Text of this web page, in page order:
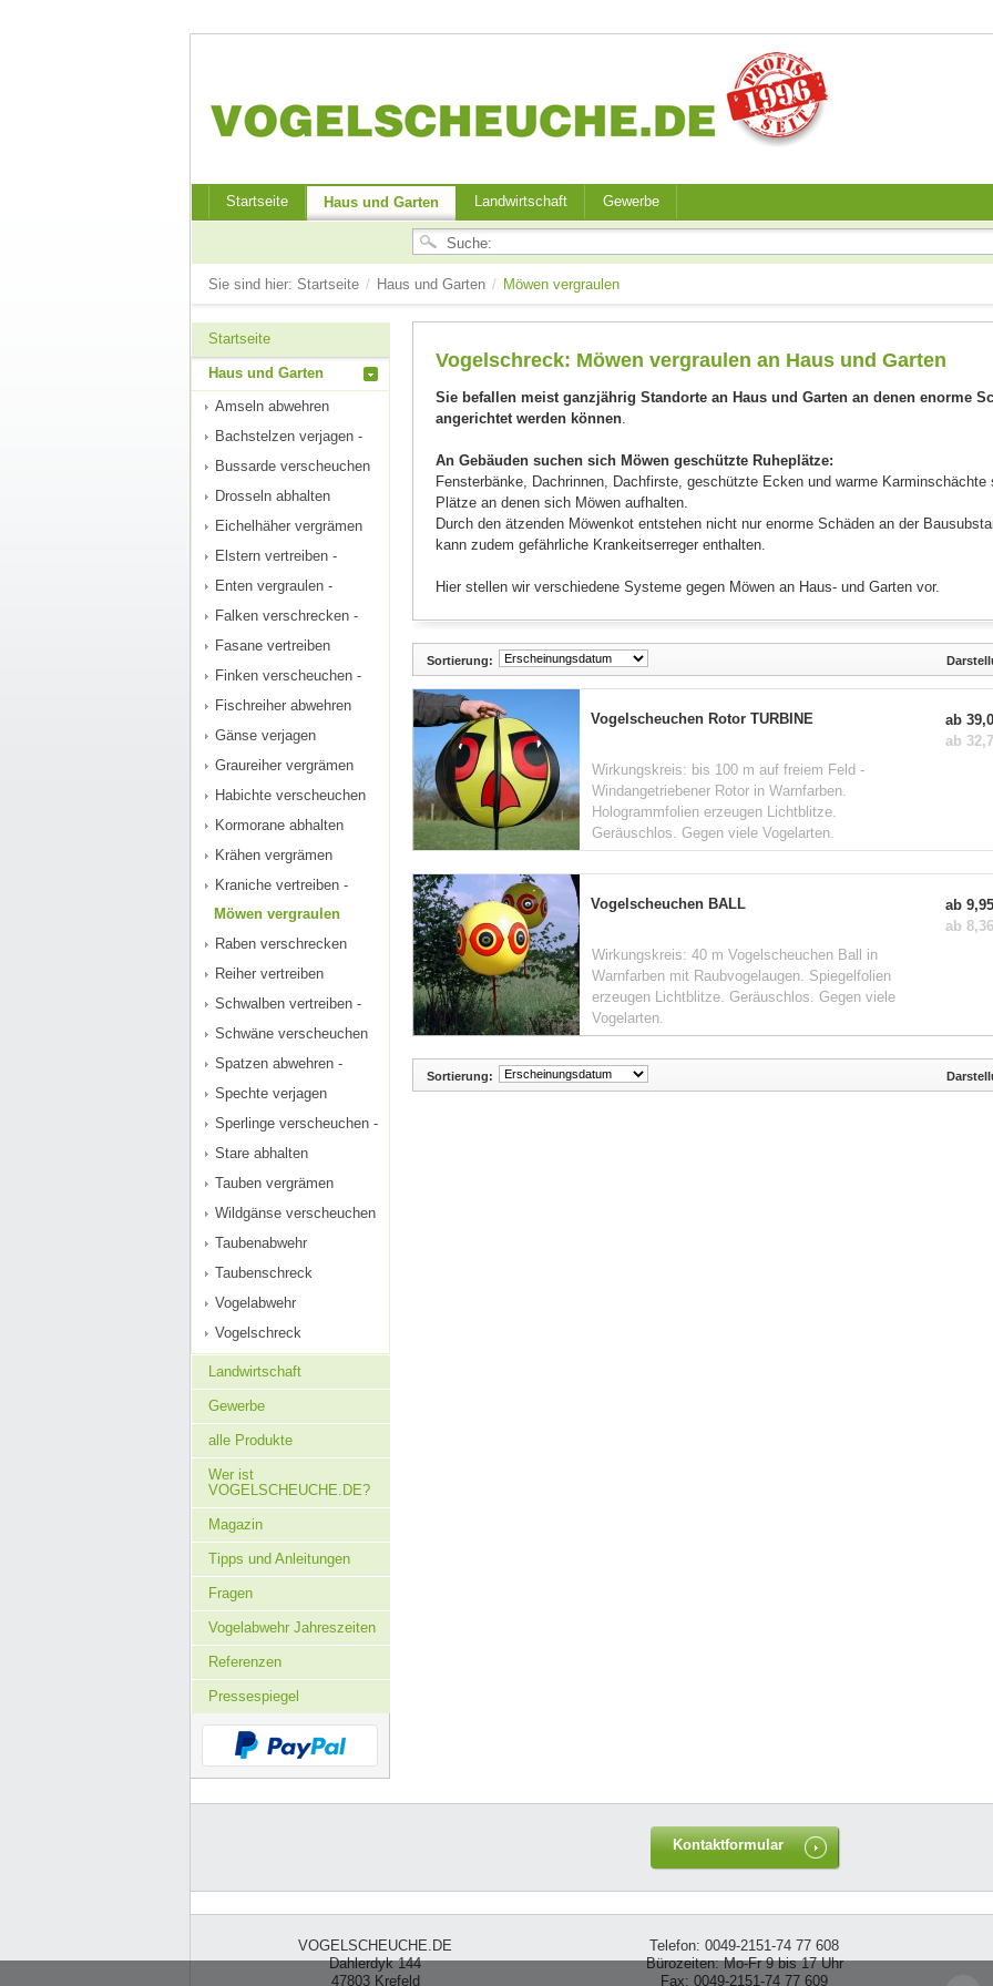
Startseite Haus und Garten Landwirtschaft Gewerbe
Sie sind hier: Startseite / Haus und Garten / Möwen vergraulen
Startseite
Haus und Garten
Amseln abwehren
Bachstelzen verjagen -
Bussarde verscheuchen
Drosseln abhalten
Eichelhäher vergrämen
Elstern vertreiben -
Enten vergraulen -
Falken verschrecken -
Fasane vertreiben
Finken verscheuchen -
Fischreiher abwehren
Gänse verjagen
Graureiher vergrämen
Habichte verscheuchen
Kormorane abhalten
Krähen vergrämen
Kraniche vertreiben -
Möwen vergraulen
Raben verschrecken
Reiher vertreiben
Schwalben vertreiben -
Schwäne verscheuchen
Spatzen abwehren -
Spechte verjagen
Sperlinge verscheuchen -
Stare abhalten
Tauben vergrämen
Wildgänse verscheuchen
Taubenabwehr
Taubenschreck
Vogelabwehr
Vogelschreck
Landwirtschaft
Gewerbe
alle Produkte
Wer ist
VOGELSCHEUCHE.DE?
Magazin
Tipps und Anleitungen
Fragen
Vogelabwehr Jahreszeiten
Referenzen
Pressespiegel
Vogelschreck: Möwen vergraulen an Haus und Garten
Sie befallen meist ganzjährig Standorte an Haus und Garten an denen enorme
angerichtet werden können.
An Gebäuden suchen sich Möwen geschützte Ruheplätze:
Fensterbänke, Dachrinnen, Dachfirste, geschützte Ecken und warme Karminschächte
Plätze an denen sich Möwen aufhalten.
Durch den ätzenden Möwenkot entstehen nicht nur enorme Schäden an der
kann zudem gefährliche Krankeitserreger enthalten.
Hier stellen wir verschiedene Systeme gegen Möwen an Haus- und Garten vor.
Sortierung:
Vogelscheuchen Rotor TURBINE
Wirkungskreis: bis 100 m auf freiem Feld -
Windangetriebener Rotor in Warnfarben.
Hologrammfolien erzeugen Lichtblitze.
Geräuschlos. Gegen viele Vogelarten.
ab
ab
Vogelscheuchen BALL
Wirkungskreis: 40 m Vogelscheuchen Ball in
Warnfarben mit Raubvogelaugen. Spiegelfolien
erzeugen Lichtblitze. Geräuschlos. Gegen viele
Vogelarten.
ab
ab
Sortierung:
Kontaktformular
VOGELSCHEUCHE.DE
Dahlerdyk 144
47803 Krefeld
Telefon: 0049-2151-74 77 608
Bürozeiten: Mo-Fr 9 bis 17 Uhr
Fax: 0049-2151-74 77 609